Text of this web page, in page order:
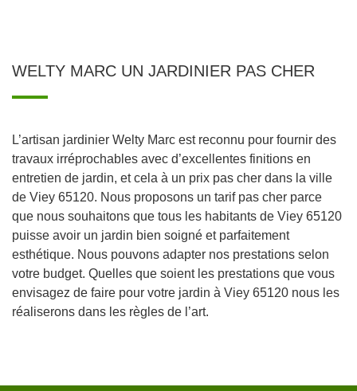
WELTY MARC UN JARDINIER PAS CHER
L’artisan jardinier Welty Marc est reconnu pour fournir des
travaux irréprochables avec d’excellentes finitions en
entretien de jardin, et cela à un prix pas cher dans la ville
de Viey 65120. Nous proposons un tarif pas cher parce
que nous souhaitons que tous les habitants de Viey 65120
puisse avoir un jardin bien soigné et parfaitement
esthétique. Nous pouvons adapter nos prestations selon
votre budget. Quelles que soient les prestations que vous
envisagez de faire pour votre jardin à Viey 65120 nous les
réaliserons dans les règles de l’art.